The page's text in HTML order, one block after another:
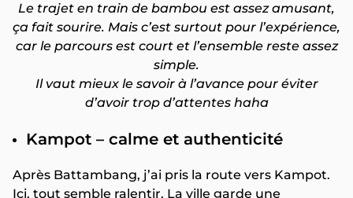
Le trajet en train de bambou est assez amusant,
ça fait sourire. Mais c’est surtout pour l’expérience,
car le parcours est court et l’ensemble reste assez
simple.
Il vaut mieux le savoir à l’avance pour éviter
d’avoir trop d’attentes haha
Kampot – calme et authenticité
Après Battambang, j’ai pris la route vers Kampot.
Ici, tout semble ralentir. La ville garde une